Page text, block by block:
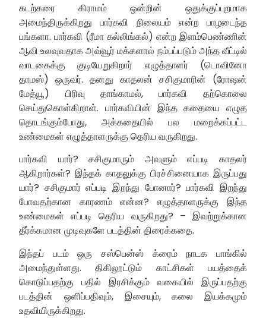
கடற்கரை கிராமம் ஒன்றின் ஒதுக்குப்புறமாக
அமைந்திருக்கிறது பார்கவி நிலையம் என்ற பாழடைந்த
பங்களா. பார்கவி (ரீமா கல்லிங்கல்) என்ற இளம்பெண்ணின்
ஆவி உலவுவதாக அவ்வூர் மக்களால் நம்பப்படும் அந்த வீட்டில்
வாடகைக்கு குடியேறுகிறார் எழுத்தாளர் (டொவினோ
தாமஸ்) ஒருவர். தனது காதலன் சசிகுமாரின் (ரோஷன்
மேத்யூ) பிரிவு தாங்காமல், பார்கவி தற்கொலை
செய்துகொள்கிறாள். பார்கவியின் இந்த கதையை எழுத
தொடங்கும்போது, அக்கதையில் பல மறைக்கப்பட்ட
உண்மைகள் எழுத்தாளருக்கு தெரிய வருகிறது.
பார்கவி யார்? சசிகுமாரும் அவளும் எப்படி காதலர்
ஆகிறார்கள்? இந்தக் காதலுக்கு பிரச்சினையாக இருப்பது
யார்? சசிகுமார் எப்படி இறந்து போனார்? பார்கவி இறந்து
போவதற்கான காரணம் என்ன? எழுத்தாளருக்கு இந்த
உண்மைகள் எப்படி தெரிய வருகிறது? – இவற்றுக்கான
தீர்க்கமான முடிவுகளே படத்தின் திரைக்கதை.
இந்தப் படம் ஒரு சஸ்பென்ஸ் க்ரைம் நாடக பாங்கில்
அமைந்துள்ளது. திகிலூட்டும் காட்சிகள் பயத்தைக்
கொடுப்பதற்கு பதில் இரசிக்கும் வகையில் இருப்பதற்கு
படத்தின் ஒளிப்பதிவும், இசையும், கலை இயக்கமும்
உதவியிருக்கிறது.